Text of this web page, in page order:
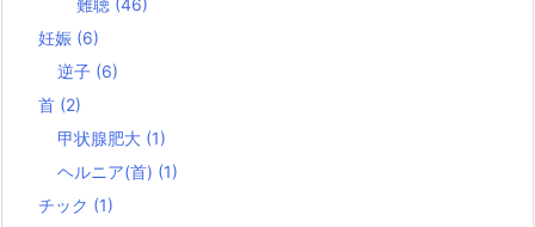
難聴 (46)
妊娠 (6)
逆子 (6)
首 (2)
甲状腺肥大 (1)
ヘルニア(首) (1)
チック (1)